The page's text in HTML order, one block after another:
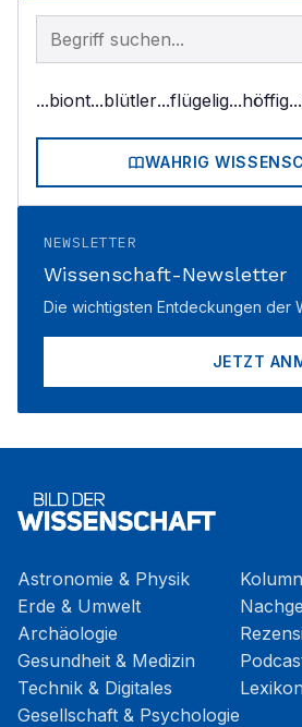
Begriff im Lexikon suchen
...biont...blütler...flügelig...höffig
WAHRIG
NEWSLETTER
Wissenschaft-Newsletter
Die wichtigsten Entdeckungen der
JETZT
Astronomie & Physik
Erde & Umwelt
Archäologie
Gesundheit & Medizin
Technik & Digitales
Gesellschaft & Psychologie
Lexikon